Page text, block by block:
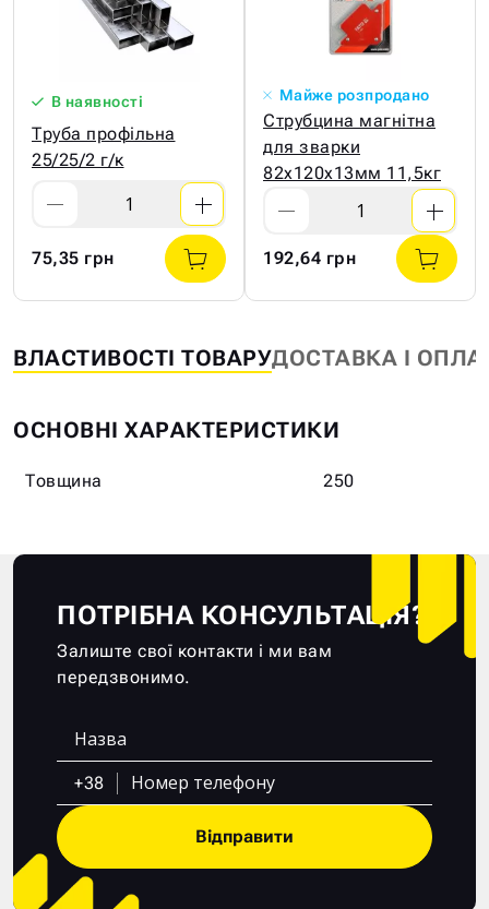
В наявності
Труба профільна
25/25/2 г/к
75,35 грн
Майже розпродано
Струбцина магнітна
для зварки
82х120х13мм 11,5кг
192,64 грн
ВЛАСТИВОСТІ ТОВАРУДОСТАВКА І
ОСНОВНІ ХАРАКТЕРИСТИКИ
Товщина 250
ПОТРІБНА КОНСУЛЬТАЦІЯ?
Залиште свої контакти і ми вам
передзвонимо.
+38
Відправити